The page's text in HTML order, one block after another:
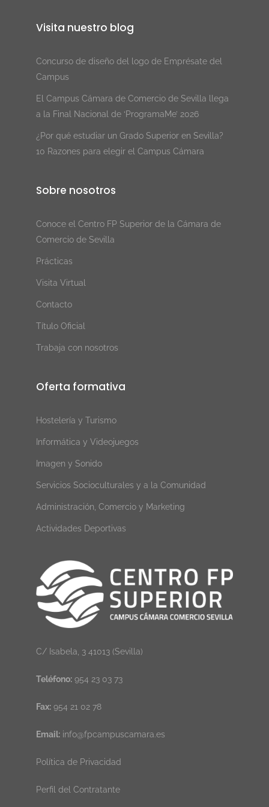
Visita nuestro blog
Concurso de diseño del logo de Emprésate del
Campus
El Campus Cámara de Comercio de Sevilla llega
a la Final Nacional de ‘ProgramaMe’ 2026
¿Por qué estudiar un Grado Superior en Sevilla?
10 Razones para elegir el Campus Cámara
Sobre nosotros
Conoce el Centro FP Superior de la Cámara de
Comercio de Sevilla
Prácticas
Visita Virtual
Contacto
Título Oficial
Trabaja con nosotros
Oferta formativa
Hostelería y Turismo
Informática y Videojuegos
Imagen y Sonido
Servicios Socioculturales y a la Comunidad
Administración, Comercio y Marketing
Actividades Deportivas
C/ Isabela, 3 41013 (Sevilla)
Teléfono:954 23 03 73
Fax:954 21 02 78
Email: info@fpcampuscamara.es
Política de Privacidad
Perfil del Contratante